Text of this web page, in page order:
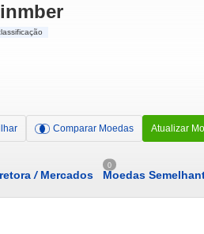
Comparar Moedas Atualizar
/Mercados
0
Moedas